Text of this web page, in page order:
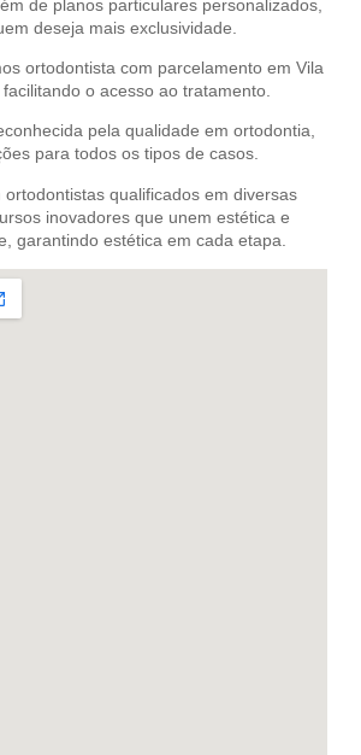
de planos particulares personalizados,
deseja mais exclusividade.
ortodontista com parcelamento em Vila
o acesso ao tratamento.
pela qualidade em ortodontia,
para todos os tipos de casos.
ortodontistas qualificados em diversas
inovadores que unem estética e
garantindo estética em cada etapa.